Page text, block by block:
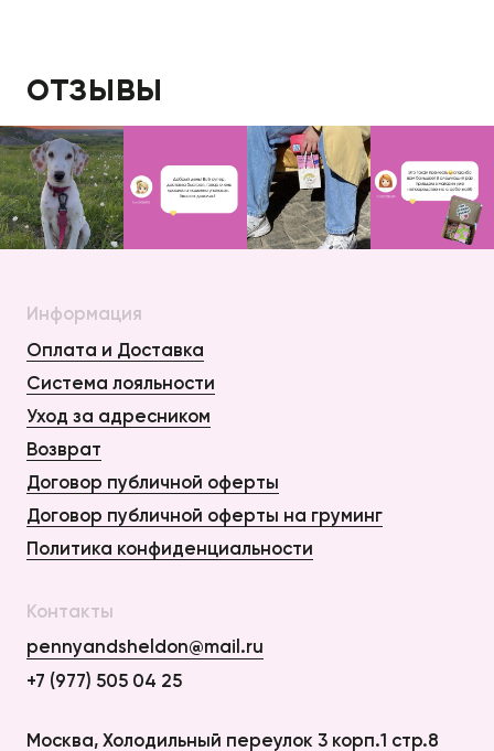
отзывы
Информация
Оплата и Доставка
Система лояльности
Уход за адресником
Возврат
Договор публичной оферты
Договор публичной оферты на груминг
Политика конфиденциальности
Контакты
pennyandsheldon@mail.ru
+7 (977) 505 04 25
Москва, Холодильный переулок 3 корп.1 стр.8
Оплата и Доставка